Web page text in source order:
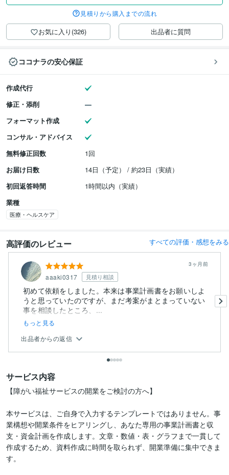
見積りから購入までの流れ
お気に入り(326) 出品者に質問
ココナラの安心保証
作成代行
修正・添削
フォーマット作成
コンサル・アドバイス
無料修正回数
1回
お届け日数
14日（予定） / 約23日（実績）
初回返答時間
1時間以内（実績）
業種
医療・ヘルスケア
高評価のレビュー すべての評価・感想をみる
aaaki0317 見積り相談
3ヶ月前
初めて依頼をしました。本来は事業計画書をお願いしよ
うと思っていたのですが、まだ考案がまとまっていない
事を相談したところ、...
もっと見る
出品者からの返信
サービス内容
【障がい福祉サービスの開業をご検討の方へ】
本サービスは、ご自身で入力するテンプレートではありません。事
業構想や開業条件をヒアリングし、あなた専用の事業計画書と収
支・資金計画を作成します。文章・数値・表・グラフまで一貫して
作成するため、資料作成に時間を取られず、開業準備に集中できま
す。